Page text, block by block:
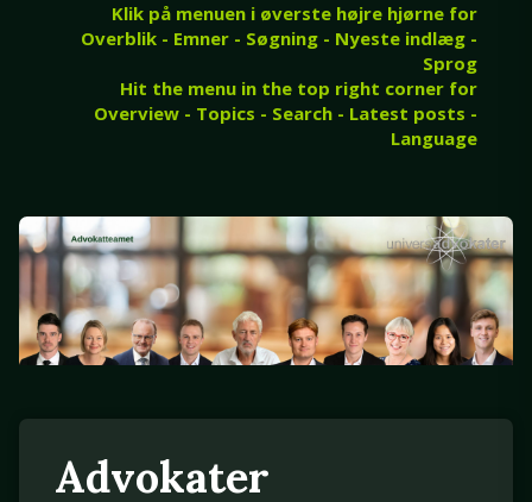
Klik på menuen i øverste højre hjørne for
Overblik - Emner - Søgning - Nyeste indlæg -
Sprog
Hit the menu in the top right corner for
Overview - Topics - Search - Latest posts -
Language
Advokater